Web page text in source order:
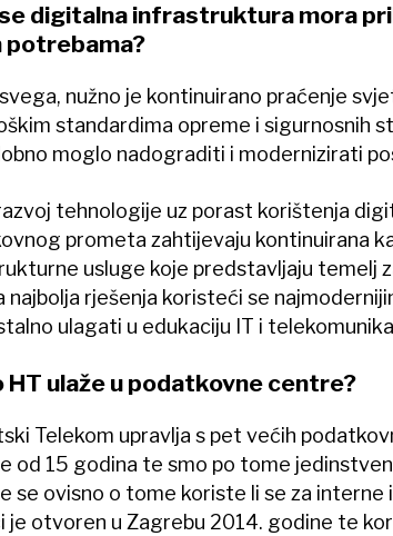
digitalna infrastruktura mora
potrebama?
nužno je kontinuirano praćenje
standardima opreme i sigurnosnih
moglo nadograditi i modernizirati
tehnologije uz porast korištenja
prometa zahtijevaju kontinuirana
usluge koje predstavljaju temelj
najbolja rješenja koristeći se
ulagati u edukaciju IT i
HT ulaže u podatkovne centre?
Telekom upravlja s pet većih
od 15 godina te smo po tome
se ovisno o tome koriste li se za interne
je otvoren u Zagrebu 2014. godine te